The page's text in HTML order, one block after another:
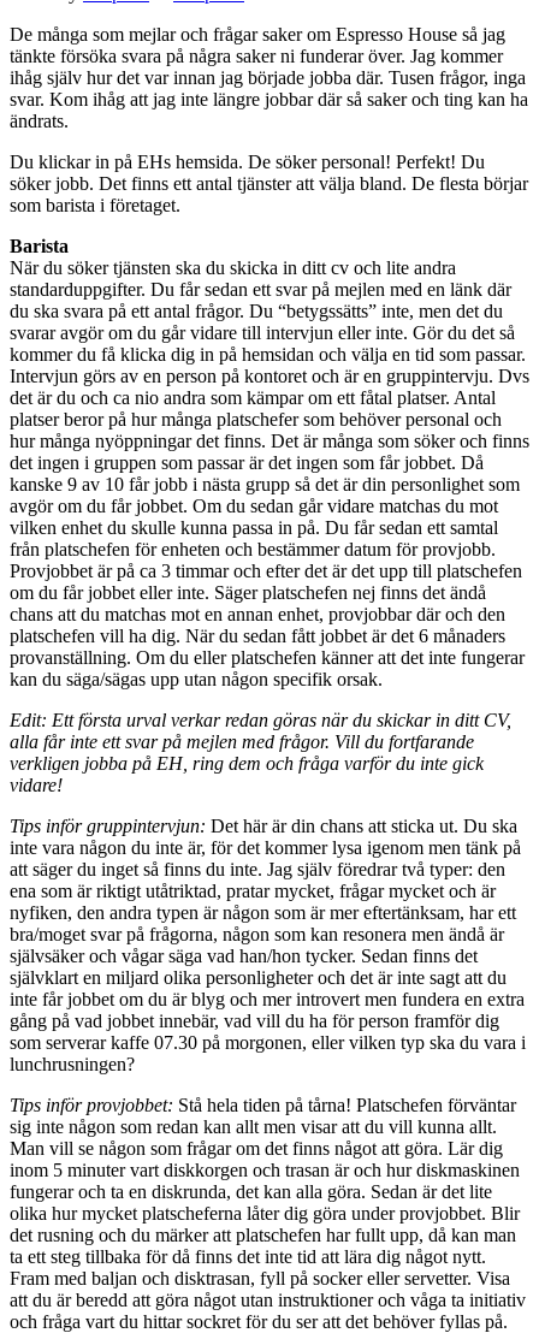
De många som mejlar och frågar saker om Espresso House så jag
tänkte försöka svara på några saker ni funderar över. Jag kommer
ihåg själv hur det var innan jag började jobba där. Tusen frågor, inga
svar. Kom ihåg att jag inte längre jobbar där så saker och ting kan ha
ändrats.
Du klickar in på EHs hemsida. De söker personal! Perfekt! Du
söker jobb. Det finns ett antal tjänster att välja bland. De flesta börjar
som barista i företaget.
Barista
När du söker tjänsten ska du skicka in ditt cv och lite andra
standarduppgifter. Du får sedan ett svar på mejlen med en länk där
du ska svara på ett antal frågor. Du “betygssätts” inte, men det du
svarar avgör om du går vidare till intervjun eller inte. Gör du det så
kommer du få klicka dig in på hemsidan och välja en tid som passar.
Intervjun görs av en person på kontoret och är en gruppintervju. Dvs
det är du och ca nio andra som kämpar om ett fåtal platser. Antal
platser beror på hur många platschefer som behöver personal och
hur många nyöppningar det finns. Det är många som söker och finns
det ingen i gruppen som passar är det ingen som får jobbet. Då
kanske 9 av 10 får jobb i nästa grupp så det är din personlighet som
avgör om du får jobbet. Om du sedan går vidare matchas du mot
vilken enhet du skulle kunna passa in på. Du får sedan ett samtal
från platschefen för enheten och bestämmer datum för provjobb.
Provjobbet är på ca 3 timmar och efter det är det upp till platschefen
om du får jobbet eller inte. Säger platschefen nej finns det ändå
chans att du matchas mot en annan enhet, provjobbar där och den
platschefen vill ha dig. När du sedan fått jobbet är det 6 månaders
provanställning. Om du eller platschefen känner att det inte fungerar
kan du säga/sägas upp utan någon specifik orsak.
Edit: Ett första urval verkar redan göras när du skickar in ditt CV,
alla får inte ett svar på mejlen med frågor. Vill du fortfarande
verkligen jobba på EH, ring dem och fråga varför du inte gick
vidare!
Tips inför gruppintervjun: Det här är din chans att sticka ut. Du ska
inte vara någon du inte är, för det kommer lysa igenom men tänk på
att säger du inget så finns du inte. Jag själv föredrar två typer: den
ena som är riktigt utåtriktad, pratar mycket, frågar mycket och är
nyfiken, den andra typen är någon som är mer eftertänksam, har ett
bra/moget svar på frågorna, någon som kan resonera men ändå är
självsäker och vågar säga vad han/hon tycker. Sedan finns det
självklart en miljard olika personligheter och det är inte sagt att du
inte får jobbet om du är blyg och mer introvert men fundera en extra
gång på vad jobbet innebär, vad vill du ha för person framför dig
som serverar kaffe 07.30 på morgonen, eller vilken typ ska du vara i
lunchrusningen?
Tips inför provjobbet: Stå hela tiden på tårna! Platschefen förväntar
sig inte någon som redan kan allt men visar att du vill kunna allt.
Man vill se någon som frågar om det finns något att göra. Lär dig
inom 5 minuter vart diskkorgen och trasan är och hur diskmaskinen
fungerar och ta en diskrunda, det kan alla göra. Sedan är det lite
olika hur mycket platscheferna låter dig göra under provjobbet. Blir
det rusning och du märker att platschefen har fullt upp, då kan man
ta ett steg tillbaka för då finns det inte tid att lära dig något nytt.
Fram med baljan och disktrasan, fyll på socker eller servetter. Visa
att du är beredd att göra något utan instruktioner och våga ta initiativ
och fråga vart du hittar sockret för du ser att det behöver fyllas på.